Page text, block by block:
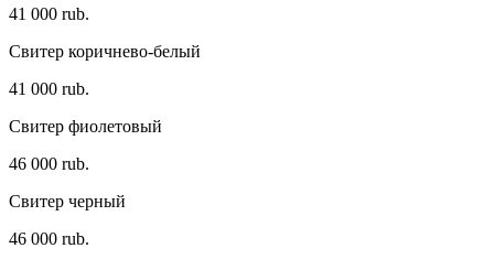
41 000 rub.
Свитер коричнево-белый
41 000 rub.
Свитер фиолетовый
46 000 rub.
Свитер черный
46 000 rub.